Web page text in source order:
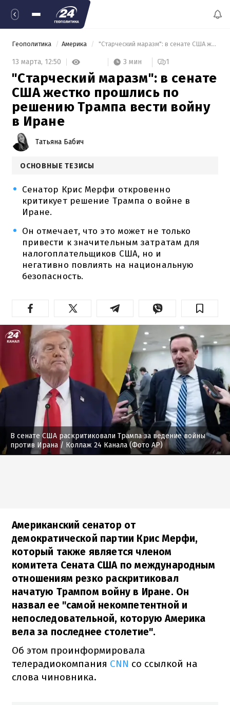
Геополитика Америка "Старческий маразм": в сенате США жестко прошлись по решению Трампа вести войну в Иране
13 марта, 12:50 3 мин 1
"Старческий маразм": в сенате
США жестко прошлись по
решению Трампа вести войну
в Иране
Татьяна Бабич
ОСНОВНЫЕ ТЕЗИСЫ
Сенатор Крис Мерфи откровенно
критикует решение Трампа о войне в
Иране.
Он отмечает, что это может не только
привести к значительным затратам для
налогоплательщиков США, но и
негативно повлиять на национальную
безопасность.
В сенате США раскритиковали Трампа за ведение войны
против Ирана / Коллаж 24 Канала (Фото AP)
Американский сенатор от
демократической партии Крис Мерфи,
который также является членом
комитета Сената США по международным
отношениям резко раскритиковал
начатую Трампом войну в Иране. Он
назвал ее "самой некомпетентной и
непоследовательной, которую Америка
вела за последнее столетие".
Об этом проинформировала
телерадиокомпания CNN со ссылкой на
слова чиновника.